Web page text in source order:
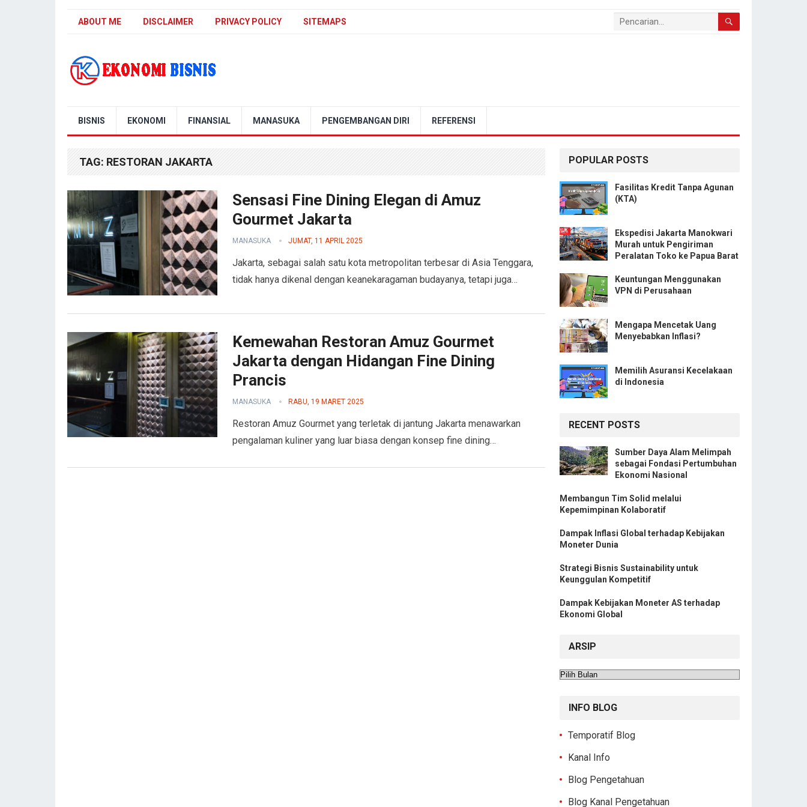
ABOUT ME DISCLAIMER PRIVACY POLICY SITEMAPS
BISNIS EKONOMI FINANSIAL MANASUKA PENGEMBANGAN DIRI REFERENSI
TAG: RESTORAN JAKARTA
Sensasi Fine Dining Elegan di Amuz
Gourmet Jakarta
MANASUKA JUMAT, 11 APRIL 2025
Jakarta, sebagai salah satu kota metropolitan terbesar di Asia Tenggara,
tidak hanya dikenal dengan keanekaragaman budayanya, tetapi juga…
Kemewahan Restoran Amuz Gourmet
Jakarta dengan Hidangan Fine Dining
Prancis
MANASUKA RABU, 19 MARET 2025
Restoran Amuz Gourmet yang terletak di jantung Jakarta menawarkan
pengalaman kuliner yang luar biasa dengan konsep fine dining…
POPULAR POSTS
Fasilitas Kredit Tanpa Agunan
(KTA)
Ekspedisi Jakarta Manokwari
Murah untuk Pengiriman
Peralatan Toko ke Papua Barat
Keuntungan Menggunakan
VPN di Perusahaan
Mengapa Mencetak Uang
Menyebabkan Inflasi?
Memilih Asuransi Kecelakaan
di Indonesia
RECENT POSTS
Sumber Daya Alam Melimpah
sebagai Fondasi Pertumbuhan
Ekonomi Nasional
Membangun Tim Solid melalui
Kepemimpinan Kolaboratif
Dampak Inflasi Global terhadap Kebijakan
Moneter Dunia
Strategi Bisnis Sustainability untuk
Keunggulan Kompetitif
Dampak Kebijakan Moneter AS terhadap
Ekonomi Global
ARSIP
Arsip
INFO BLOG
Temporatif Blog
Kanal Info
Blog Pengetahuan
Blog Kanal Pengetahuan